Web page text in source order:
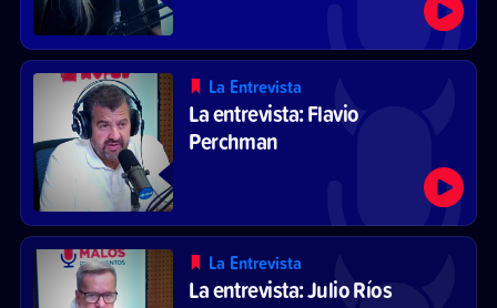
La Entrevista
La entrevista: Flavio
Perchman
La Entrevista
La entrevista: Julio Ríos